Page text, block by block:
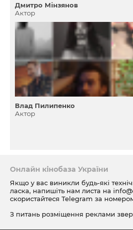
Дмитро Мінзянов
Актор
Влад Пилипенко
Актор
Онлайн кінобаза України
Якщо у вас виникли будь-які
ласка, напишіть нам листа на
скористайтеся Telegram за
З питань розміщення реклами